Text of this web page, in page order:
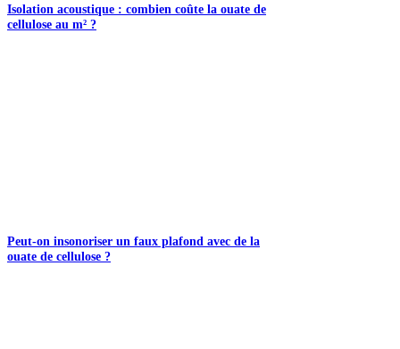
Isolation acoustique : combien coûte la ouate de
cellulose au m² ?
Peut-on insonoriser un faux plafond avec de la
ouate de cellulose ?